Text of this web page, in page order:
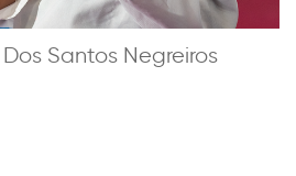
Santos Negreiros